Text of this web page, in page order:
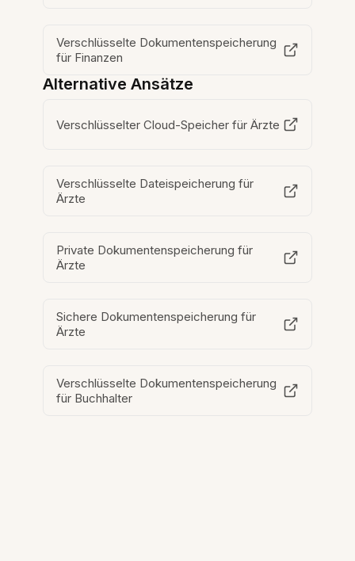
Verschlüsselte Dokumentenspeicherung
für Finanzen
Alternative Ansätze
Verschlüsselter Cloud-Speicher für Ärzte
Verschlüsselte Dateispeicherung für
Ärzte
Private Dokumentenspeicherung für
Ärzte
Sichere Dokumentenspeicherung für
Ärzte
Verschlüsselte Dokumentenspeicherung
für Buchhalter